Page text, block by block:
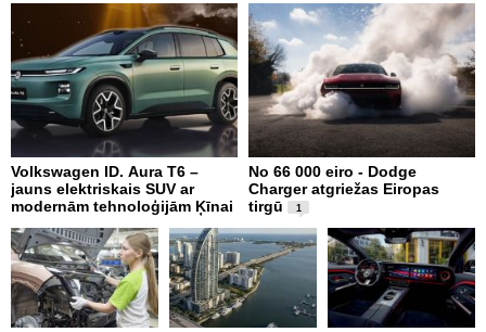
Volkswagen ID. Aura T6 –
jauns elektriskais SUV ar
modernām tehnoloģijām Ķīnai
No 66 000 eiro - Dodge
Charger atgriežas Eiropas
tirgū
1